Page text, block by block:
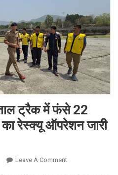
ट्रैक में फंसे 22
रेस्क्यू ऑपरेशन जारी
Leave A CommentOn